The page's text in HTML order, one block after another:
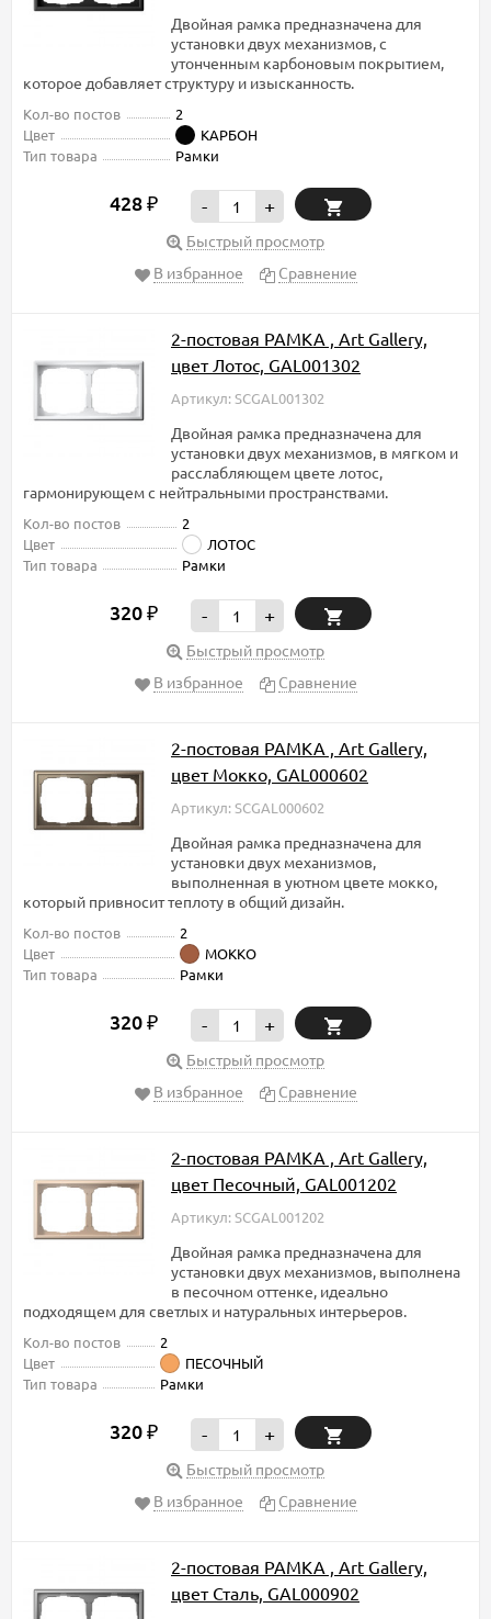
Двойная рамка предназначена для
установки двух механизмов, с
утонченным карбоновым покрытием,
которое добавляет структуру и изысканность.
Кол-во постов
2
Цвет
КАРБОН
Тип товара
Рамки
428 ₽ - +
Быстрый просмотр
В избранное
Сравнение
2-постовая РАМКА , Art Gallery,
цвет Лотос, GAL001302
Артикул: SCGAL001302
Двойная рамка предназначена для
установки двух механизмов, в мягком и
расслабляющем цвете лотос,
гармонирующем с нейтральными пространствами.
Кол-во постов
2
Цвет
ЛОТОС
Тип товара
Рамки
320 ₽ - +
Быстрый просмотр
В избранное
Сравнение
2-постовая РАМКА , Art Gallery,
цвет Мокко, GAL000602
Артикул: SCGAL000602
Двойная рамка предназначена для
установки двух механизмов,
выполненная в уютном цвете мокко,
который привносит теплоту в общий дизайн.
Кол-во постов
2
Цвет
МОККО
Тип товара
Рамки
320 ₽ - +
Быстрый просмотр
В избранное
Сравнение
2-постовая РАМКА , Art Gallery,
цвет Песочный, GAL001202
Артикул: SCGAL001202
Двойная рамка предназначена для
установки двух механизмов, выполнена
в песочном оттенке, идеально
подходящем для светлых и натуральных интерьеров.
Кол-во постов
2
Цвет
ПЕСОЧНЫЙ
Тип товара
Рамки
320 ₽ - +
Быстрый просмотр
В избранное
Сравнение
2-постовая РАМКА , Art Gallery,
цвет Сталь, GAL000902